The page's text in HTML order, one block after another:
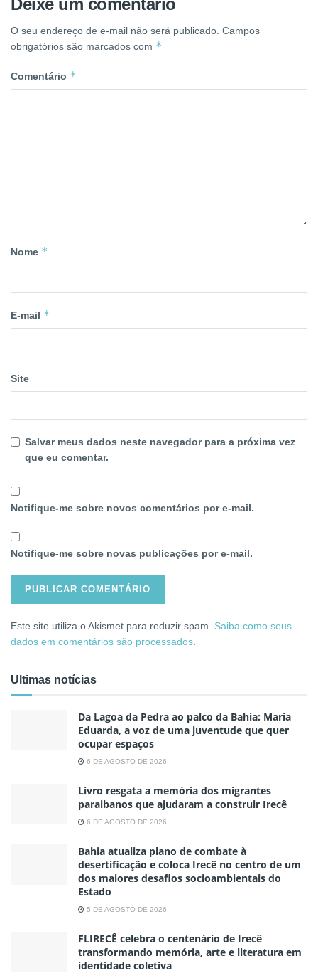
Deixe um comentário
O seu endereço de e-mail não será publicado. Campos
obrigatórios são marcados com *
Comentário *
Nome *
E-mail *
Site
Salvar meus dados neste navegador para a próxima vez
que eu comentar.
Notifique-me sobre novos comentários por e-mail.
Notifique-me sobre novas publicações por e-mail.
Este site utiliza o Akismet para reduzir spam. Saiba como seus
dados em comentários são processados
Ultimas notícias
Da Lagoa da Pedra ao palco da Bahia: Maria
Eduarda, a voz de uma juventude que quer
ocupar espaços
6 DE AGOSTO DE 2026
Livro resgata a memória dos migrantes
paraibanos que ajudaram a construir Irecê
6 DE AGOSTO DE 2026
Bahia atualiza plano de combate à
desertificação e coloca Irecê no centro de um
dos maiores desafios socioambientais do
Estado
5 DE AGOSTO DE 2026
FLIRECÊ celebra o centenário de Irecê
transformando memória, arte e literatura em
identidade coletiva